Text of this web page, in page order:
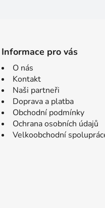
Informace pro vás
O nás
Kontakt
Naši partneři
Doprava a platba
Obchodní podmínky
Ochrana osobních údajů
Velkoobchodní